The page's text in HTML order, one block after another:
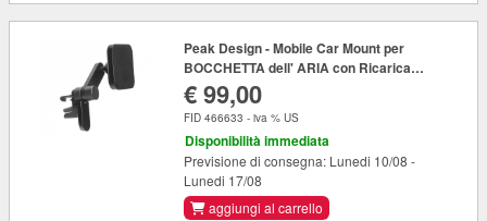
Peak Design - Mobile Car Mount per
BOCCHETTA dell' ARIA con Ricarica
Wirless MagSafe
€ 99,00
FID 466633 - iva % US
Disponibilità immediata
Previsione di consegna: Lunedi 10/08 -
Lunedi 17/08
aggiungi al carrello